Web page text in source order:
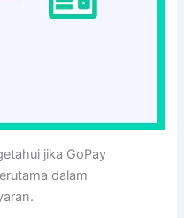
jika GoPay
dalam